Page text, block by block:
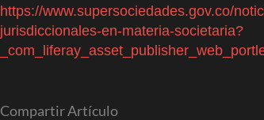
https://www.supersociedades.gov.co/
jurisdiccionales-en-materia-societaria?
Compartir Artículo